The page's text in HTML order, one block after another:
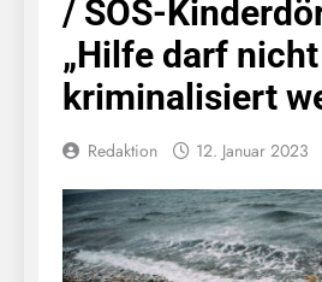
/ SOS-
„Hilfe darf nicht
kriminalisiert
Redaktion 12. Januar 2023